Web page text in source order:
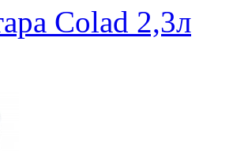
Colad 2,3л